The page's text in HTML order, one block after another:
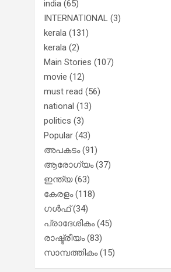
india (65)
INTERNATIONAL (3)
kerala (131)
kerala (2)
Main Stories (107)
movie (12)
must read (56)
national (13)
politics (3)
Popular (43)
അപകടം(91)
ആരോഗ്യം(37)
ഇന്ത്യ(63)
കേരളം(118)
ഗൾഫ്(34)
പ്രാദേശികം(45)
രാഷ്ട്രീയം(83)
സാമ്പത്തികം(15)